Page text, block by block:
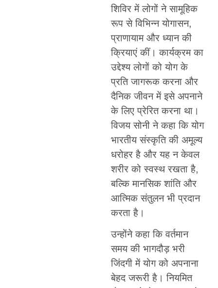
शिविर में लोगों ने सामूहिक
रूप से विभिन्न योगासन,
प्राणायाम और ध्यान की
क्रियाएं कीं। कार्यक्रम का
उद्देश्य लोगों को योग के
प्रति जागरूक करना और
दैनिक जीवन में इसे अपनाने
के लिए प्रेरित करना था।
विजय सोनी ने कहा कि योग
भारतीय संस्कृति की अमूल्य
धरोहर है और यह न केवल
शरीर को स्वस्थ रखता है,
बल्कि मानसिक शांति और
आत्मिक संतुलन भी प्रदान
करता है।
उन्होंने कहा कि वर्तमान
समय की भागदौड़ भरी
जिंदगी में योग को अपनाना
बेहद जरूरी है। नियमित